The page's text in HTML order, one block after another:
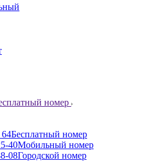
номер
64Бесплатный номер
40Мобильный номер
08Городской номер